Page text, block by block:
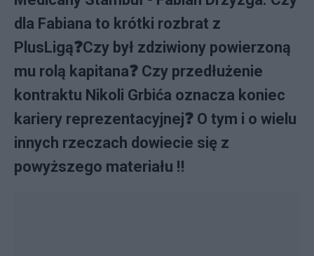
dla Fabiana to krótki rozbrat z
PlusLigą❓Czy był zdziwiony powierzoną
mu rolą kapitana❓ Czy przedłużenie
kontraktu Nikoli Grbića oznacza koniec
kariery reprezentacyjnej❓ O tym i o wielu
innych rzeczach dowiecie się z
powyższego materiału ‼️